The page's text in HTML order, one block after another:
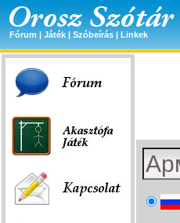
Fórum | Játék | Szóbeírás | Linkek